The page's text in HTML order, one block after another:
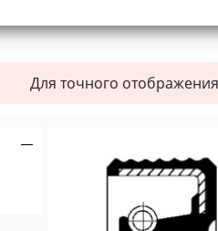
Для точного